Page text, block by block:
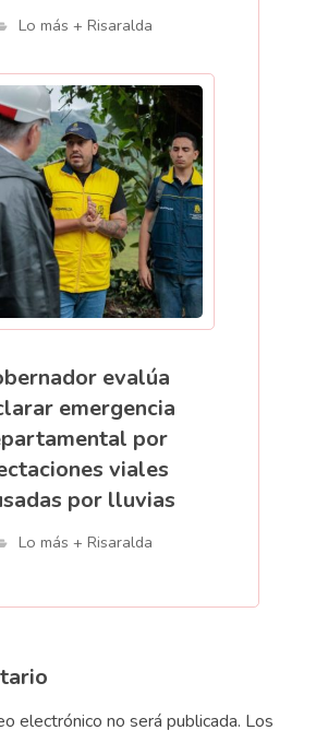
Lo más + Risaralda
evalúa
emergencia
por
viales
por lluvias
Lo más + Risaralda
electrónico no será publicada. Los